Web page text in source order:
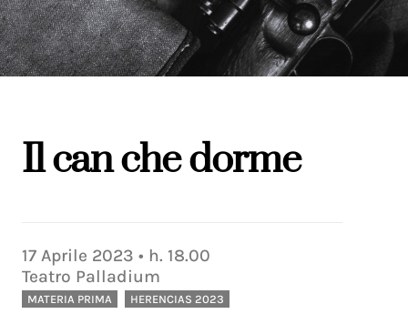
Il can che dorme
17 Aprile 2023 • h. 18.00
Teatro Palladium
MATERIA PRIMA HERENCIAS 2023